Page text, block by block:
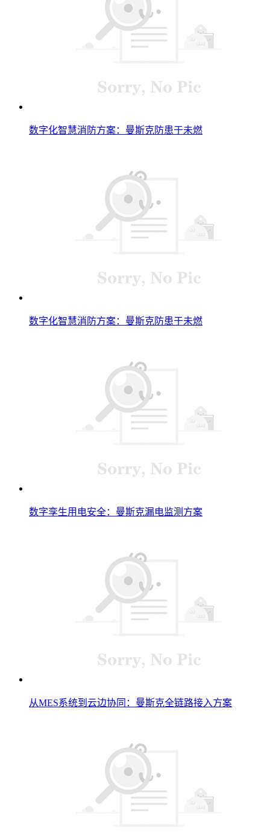
数字化智慧消防方案：曼斯克防患于未燃
数字化智慧消防方案：曼斯克防患于未燃
数字孪生用电安全：曼斯克漏电监测方案
从MES系统到云边协同：曼斯克全链路接入方案